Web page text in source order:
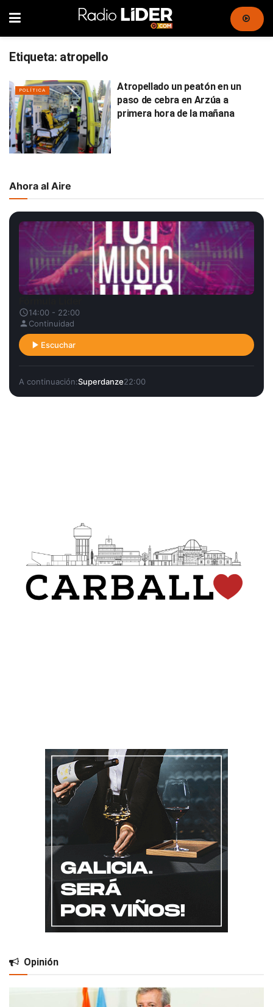
Etiqueta: atropello
POLÍTICA
Atropellado un peatón en un
paso de cebra en Arzúa a
primera hora de la mañana
Ahora al Aire
14:00 - 22:00
Continuidad
Escuchar
A continuación:Superdanze22:00
Opinión